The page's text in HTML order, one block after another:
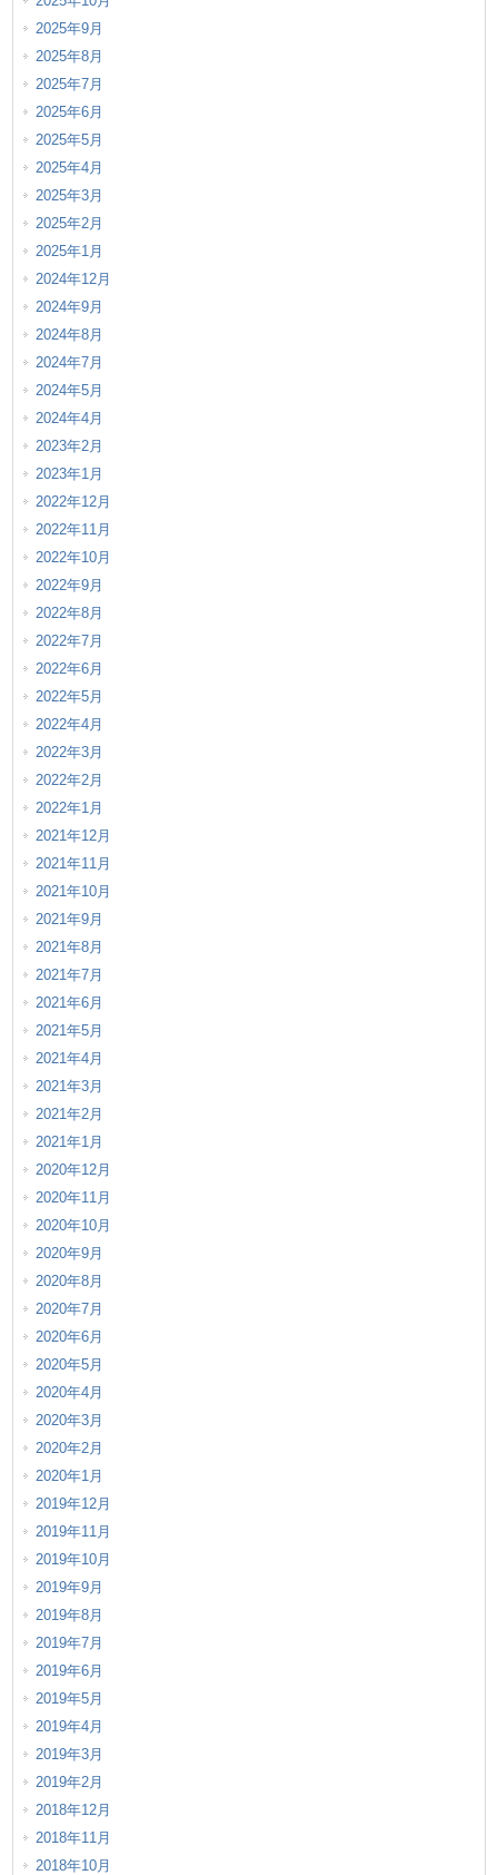
2025年9月
2025年8月
2025年7月
2025年6月
2025年5月
2025年4月
2025年3月
2025年2月
2025年1月
2024年12月
2024年9月
2024年8月
2024年7月
2024年5月
2024年4月
2023年2月
2023年1月
2022年12月
2022年11月
2022年10月
2022年9月
2022年8月
2022年7月
2022年6月
2022年5月
2022年4月
2022年3月
2022年2月
2022年1月
2021年12月
2021年11月
2021年10月
2021年9月
2021年8月
2021年7月
2021年6月
2021年5月
2021年4月
2021年3月
2021年2月
2021年1月
2020年12月
2020年11月
2020年10月
2020年9月
2020年8月
2020年7月
2020年6月
2020年5月
2020年4月
2020年3月
2020年2月
2020年1月
2019年12月
2019年11月
2019年10月
2019年9月
2019年8月
2019年7月
2019年6月
2019年5月
2019年4月
2019年3月
2019年2月
2018年12月
2018年11月
2018年10月